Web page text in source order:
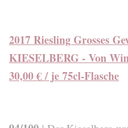
2017 Riesling Grosses
KIESELBERG - Von
30,00 € / je 75cl-Flasche